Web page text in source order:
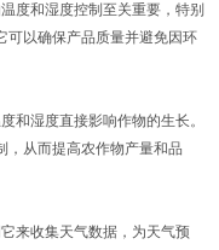
和湿度控制至关重要，特别
可以确保产品质量并避免因环
湿度直接影响作物的生长。
，从而提高农作物产量和品
来收集天气数据，为天气预